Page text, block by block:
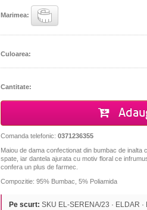
Marimea:
Culoarea:
Cantitate:
Comanda telefonic: 0371236355
Maiou de dama confectionat din bumbac de
spate, iar dantela ajurata cu motiv floral ce
confera un plus de farmec.
Compozitie: 95% Bumbac, 5% Poliamida
Pe scurt: SKU EL-SERENA/23 · ELDAR